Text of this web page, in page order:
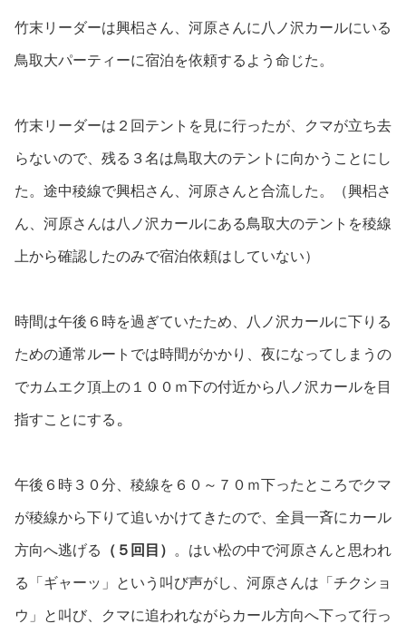
竹末リーダーは興梠さん、河原さんに八ノ沢カールにいる
鳥取大パーティーに宿泊を依頼するよう命じた。
竹末リーダーは２回テントを見に行ったが、クマが立ち去
らないので、残る３名は鳥取大のテントに向かうことにし
た。途中稜線で興梠さん、河原さんと合流した。（興梠さ
ん、河原さんは八ノ沢カールにある鳥取大のテントを稜線
上から確認したのみで宿泊依頼はしていない）
時間は午後６時を過ぎていたため、八ノ沢カールに下りる
ための通常ルートでは時間がかかり、夜になってしまうの
でカムエク頂上の１００ｍ下の付近から八ノ沢カールを目
指すことにする 。
午後６時３０分、稜線を６０～７０ｍ下ったところでクマ
が稜線から下りて追いかけてきたので、全員一斉にカール
方向へ逃げる （５回目） 。はい松の中で河原さんと思われ
る「ギャーッ」という叫び声がし、河原さんは「チクショ
ウ」と叫び、クマに追われながらカール方向へ下って行っ